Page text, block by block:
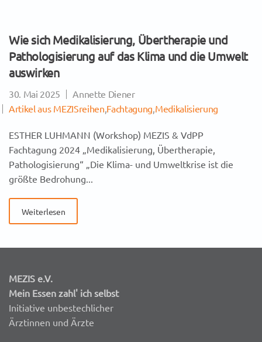
Wie sich Medikalisierung, Übertherapie und
Pathologisierung auf das Klima und die Umwelt
auswirken
30. Mai 2025
Annette Diener
Artikel aus MEZISreihen,Fachtagung,Medikalisierung
ESTHER LUHMANN (Workshop) MEZIS & VdPP
Fachtagung 2024 „Medikalisierung, Übertherapie,
Pathologisierung“ „Die Klima- und Umweltkrise ist die
größte Bedrohung...
Weiterlesen
MEZIS e.V.
Mein Essen zahl' ich selbst
Initiative unbestechlicher
Ärztinnen und Ärzte